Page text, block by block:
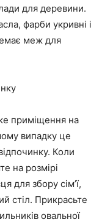
для деревини.
фарби укривні і
меж для
приміщення на
випадку це
Коли
на розмірі
для збору сім’ї,
стіл. Прикрасьте
овальної